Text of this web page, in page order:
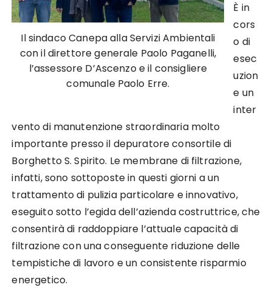
Il sindaco Canepa alla Servizi Ambientali
con il direttore generale Paolo Paganelli,
l’assessore D’Ascenzo e il consigliere
comunale Paolo Erre.
È in
cors
o di
esec
uzion
e un
inter
vento di manutenzione straordinaria molto
importante presso il depuratore consortile di
Borghetto S. Spirito. Le membrane di filtrazione,
infatti, sono sottoposte in questi giorni a un
trattamento di pulizia particolare e innovativo,
eseguito sotto l’egida dell’azienda costruttrice, che
consentirà di raddoppiare l’attuale capacità di
filtrazione con una conseguente riduzione delle
tempistiche di lavoro e un consistente risparmio
energetico.